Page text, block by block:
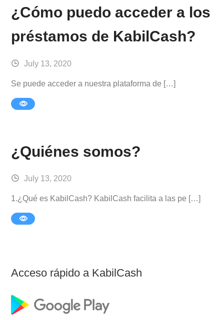
¿Cómo puedo acceder a los
préstamos de KabilCash?
July 13, 2020
Se puede acceder a nuestra plataforma de […]
¿Quiénes somos?
July 13, 2020
1.¿Qué es KabilCash? KabilCash facilita a las pe […]
Acceso rápido a KabilCash